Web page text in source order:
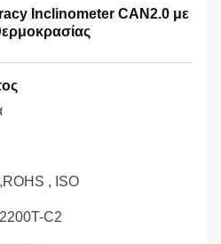
Inclinometer CAN2.0 με
, ISO
C2